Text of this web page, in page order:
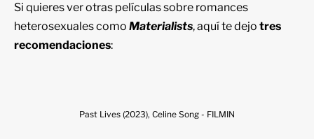
Si quieres ver otras películas sobre romances
heterosexuales como Materialists, aquí te dejo tres
recomendaciones:
Past Lives (2023), Celine Song - FILMIN